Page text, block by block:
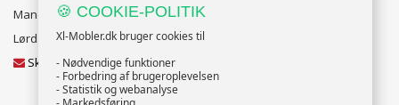
Mandag til Fredag 10:00 til 18:00
Lørdag og Søndag 10:00 til 16:00
Skriv til vores kundeservice
🍪 COOKIE-POLITIK
Xl-Mobler.dk bruger cookies til
- Nødvendige funktioner
- Forbedring af brugeroplevelsen
- Statistik og webanalyse